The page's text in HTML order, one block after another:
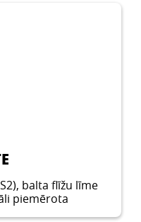
balta flīžu līme
piemērota
un